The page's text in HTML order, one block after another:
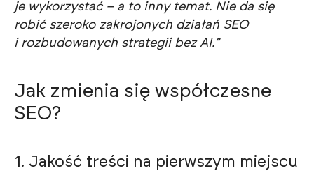
je wykorzystać – a to inny temat. Nie da się
robić szeroko zakrojonych działań SEO
i rozbudowanych strategii bez AI.”
Jak zmienia się współczesne
SEO?
1. Jakość treści na pierwszym miejscu